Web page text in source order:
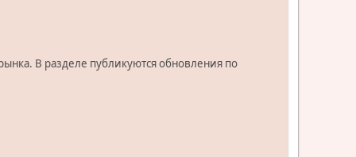
В разделе публикуются обновления по